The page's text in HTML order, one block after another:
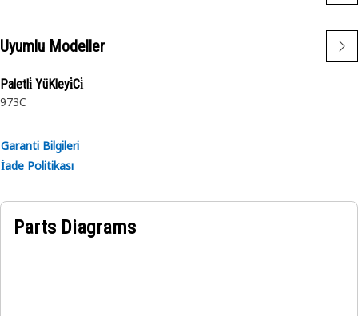
Uyumlu Modeller
Paletli̇ YüKleyi̇Ci̇
973C
Garanti Bilgileri
İade Politikası
Parts Diagrams